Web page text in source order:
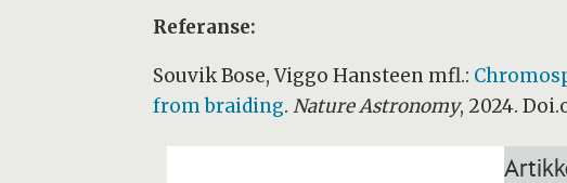
Referanse:
Souvik Bose, Viggo Hansteen mfl.:
from braiding. Nature Astronomy, 2024.